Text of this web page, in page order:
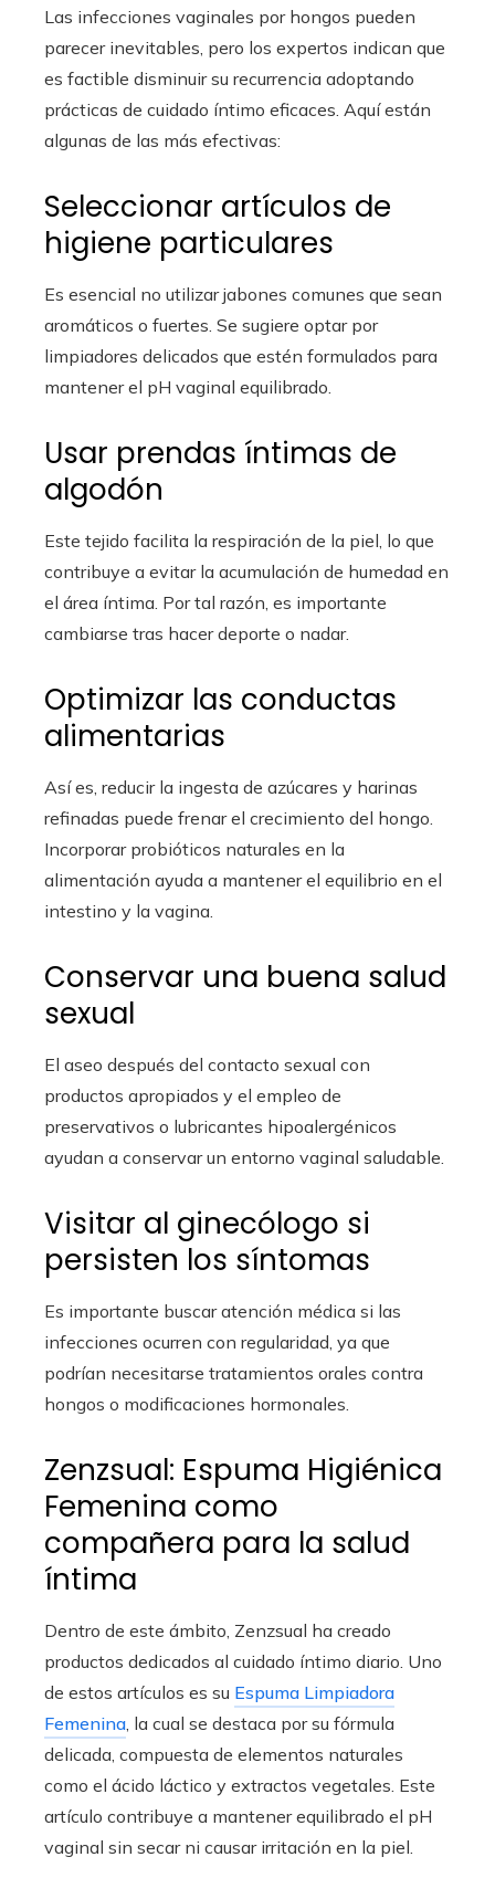
Las infecciones vaginales por hongos pueden
parecer inevitables, pero los expertos indican que
es factible disminuir su recurrencia adoptando
prácticas de cuidado íntimo eficaces. Aquí están
algunas de las más efectivas:
Seleccionar artículos de
higiene particulares
Es esencial no utilizar jabones comunes que sean
aromáticos o fuertes. Se sugiere optar por
limpiadores delicados que estén formulados para
mantener el pH vaginal equilibrado.
Usar prendas íntimas de
algodón
Este tejido facilita la respiración de la piel, lo que
contribuye a evitar la acumulación de humedad en
el área íntima. Por tal razón, es importante
cambiarse tras hacer deporte o nadar.
Optimizar las conductas
alimentarias
Así es, reducir la ingesta de azúcares y harinas
refinadas puede frenar el crecimiento del hongo.
Incorporar probióticos naturales en la
alimentación ayuda a mantener el equilibrio en el
intestino y la vagina.
Conservar una buena salud
sexual
El aseo después del contacto sexual con
productos apropiados y el empleo de
preservativos o lubricantes hipoalergénicos
ayudan a conservar un entorno vaginal saludable.
Visitar al ginecólogo si
persisten los síntomas
Es importante buscar atención médica si las
infecciones ocurren con regularidad, ya que
podrían necesitarse tratamientos orales contra
hongos o modificaciones hormonales.
Zenzsual: Espuma Higiénica
Femenina como
compañera para la salud
íntima
Dentro de este ámbito, Zenzsual ha creado
productos dedicados al cuidado íntimo diario. Uno
de estos artículos es su Espuma Limpiadora
Femenina, la cual se destaca por su fórmula
delicada, compuesta de elementos naturales
como el ácido láctico y extractos vegetales. Este
artículo contribuye a mantener equilibrado el pH
vaginal sin secar ni causar irritación en la piel.